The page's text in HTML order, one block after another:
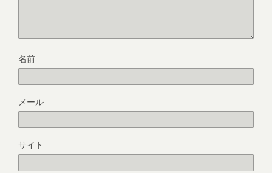
名前
メール
サイト